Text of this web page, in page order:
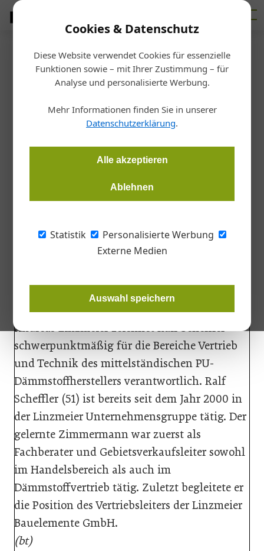
Cookies & Datenschutz
Diese Website verwendet Cookies für essenzielle
Funktionen sowie – mit Ihrer Zustimmung – für
Analyse und personalisierte Werbung.
Mehr Informationen finden Sie in unserer
Datenschutzerklärung.
Alle akzeptieren
Ablehnen
Statistik
Personalisierte Werbung
Externe Medien
Auswahl speichern
Startseite /Markt
Personalia
Linzmeier Bauelemente
erweitert Geschäftsführung
Ralf Scheffler wurde mit 1. Juli 2021 als weiterer
GmbH bestellt.
© Linzmeier
Neben dem geschäftsführenden Gesellschafter
Andreas Linzmeier zeichnet Ralf Scheffler
schwerpunktmäßig für die Bereiche Vertrieb
und Technik des mittelständischen PU-
Dämmstoffherstellers verantwortlich. Ralf
Scheffler (51) ist bereits seit dem Jahr 2000 in
der Linzmeier Unternehmensgruppe tätig. Der
gelernte Zimmermann war zuerst als
Fachberater und Gebietsverkaufsleiter sowohl
im Handelsbereich als auch im
Dämmstoffvertrieb tätig. Zuletzt begleitete er
die Position des Vertriebsleiters der Linzmeier
Bauelemente GmbH.
(bt)